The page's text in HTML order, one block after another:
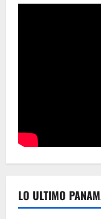
LO ULTIMO